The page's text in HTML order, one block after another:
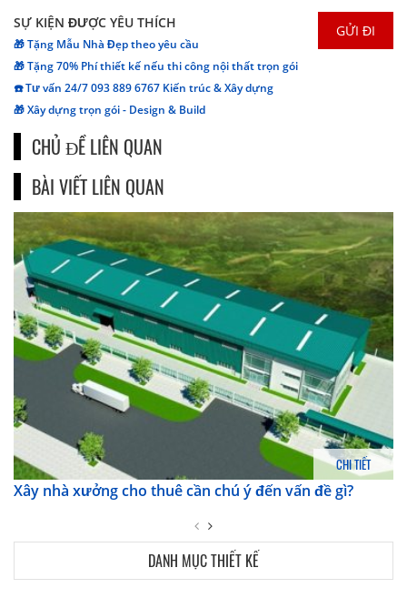
SỰ KIỆN ĐƯỢC YÊU THÍCH
🎁 Tặng Mẫu Nhà Đẹp theo yêu cầu
🎁 Tặng 70% Phí thiết kế nếu thi công nội thất trọn gói
☎️ Tư vấn 24/7 093 889 6767 Kiến trúc & Xây dựng
🎁 Xây dựng trọn gói - Design & Build
CHỦ ĐỀ LIÊN QUAN
BÀI VIẾT LIÊN QUAN
CHI TIẾT
Xây nhà xưởng cho thuê cần chú ý đến vấn đề gì?
DANH MỤC THIẾT KẾ